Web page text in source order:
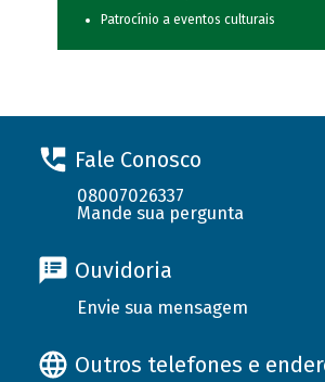
Patrocínio a eventos culturais
Fale Conosco
08007026337
Mande sua pergunta
Ouvidoria
Envie sua mensagem
Outros telefones e